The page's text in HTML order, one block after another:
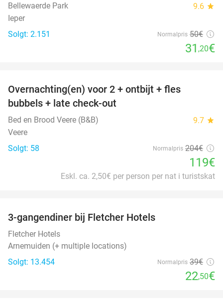
Bellewaerde Park 9.6 star
Ieper
Solgt: 2.151
Normalpris 50€
31 ,20€
Overnachting(en) voor 2 + ontbijt + fles
bubbels + late check-out
Bed en Brood Veere (B&B) 9.7 star
Veere
Solgt: 58
Normalpris 204€
119€
Eskl. ca. 2,50€ per person per nat i turistskat
3-gangendiner bij Fletcher Hotels
Fletcher Hotels
Arnemuiden (+ multiple locations)
Solgt: 13.454
Normalpris 39€
22,50€